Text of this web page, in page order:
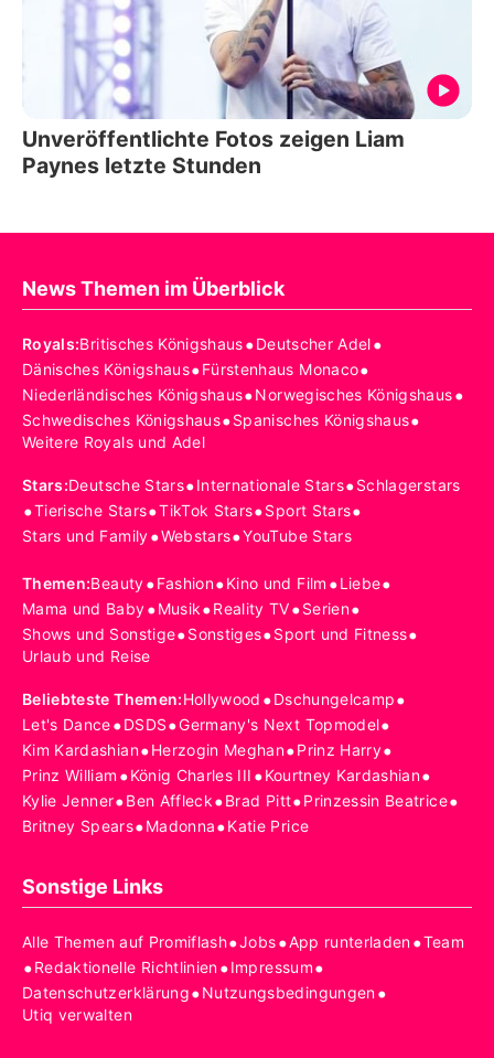
Unveröffentlichte Fotos zeigen Liam
Paynes letzte Stunden
News Themen im Überblick
Royals:Britisches Königshaus•Deutscher Adel•
Dänisches Königshaus•Fürstenhaus Monaco•
Niederländisches Königshaus•Norwegisches Königshaus•
Schwedisches Königshaus•Spanisches Königshaus•
Weitere Royals und Adel
Stars:Deutsche Stars•Internationale Stars•Schlagerstars
•Tierische Stars•TikTok Stars•Sport Stars•
Stars und Family•Webstars•YouTube Stars
Themen:Beauty•Fashion•Kino und Film •Liebe•
Mama und Baby•Musik•Reality TV•Serien•
Shows und Sonstige•Sonstiges•Sport und Fitness•
Urlaub und Reise
Beliebteste Themen:Hollywood •Dschungelcamp•
Let's Dance•DSDS•Germany's Next Topmodel•
Kim Kardashian•Herzogin Meghan•Prinz Harry•
Prinz William •König Charles III •Kourtney Kardashian•
Kylie Jenner•Ben Affleck•Brad Pitt•Prinzessin Beatrice•
Britney Spears•Madonna•Katie Price
Sonstige Links
Alle Themen auf Promiflash•Jobs•App runterladen•Team
•Redaktionelle Richtlinien•Impressum•
Datenschutzerklärung•Nutzungsbedingungen•
Utiq verwalten